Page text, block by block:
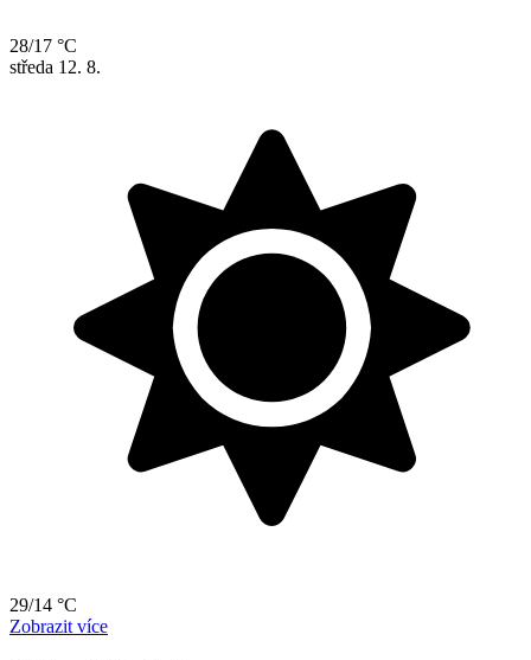
28/17 °C
středa 12. 8.
29/14 °C
Zobrazit více